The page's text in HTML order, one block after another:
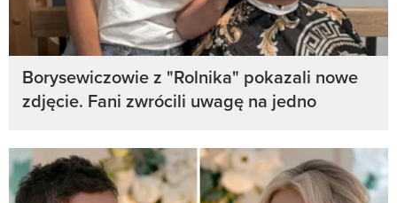
Borysewiczowie z "Rolnika" pokazali nowe
zdjęcie. Fani zwrócili uwagę na jedno